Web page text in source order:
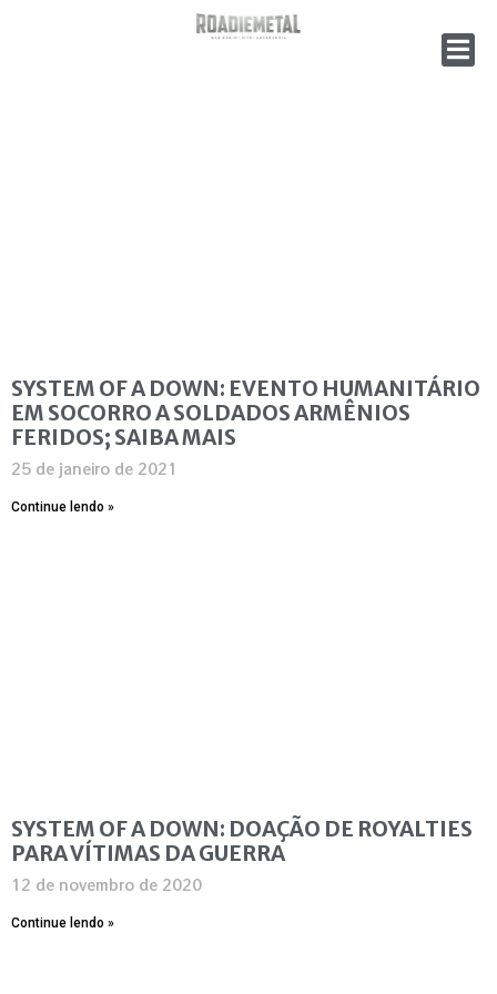
SYSTEM OF A DOWN: EVENTO HUMANITÁRIO
EM SOCORRO A SOLDADOS ARMÊNIOS
FERIDOS; SAIBA MAIS
25 de janeiro de 2021
Continue lendo »
SYSTEM OF A DOWN: DOAÇÃO DE ROYALTIES
PARA VÍTIMAS DA GUERRA
12 de novembro de 2020
Continue lendo »